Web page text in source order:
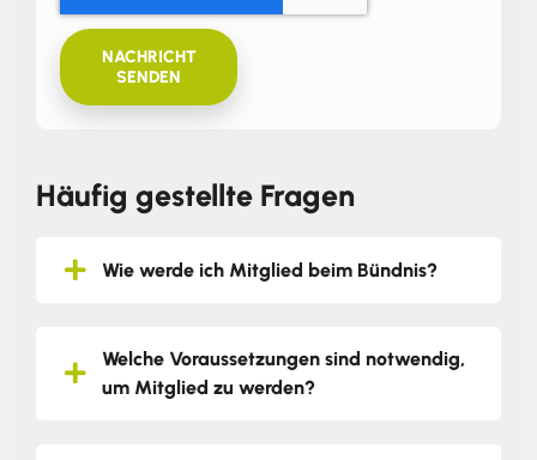
NACHRICHT
SENDEN
Häufig gestellte Fragen
Wie werde ich Mitglied beim Bündnis?
Welche Voraussetzungen sind notwendig,
um Mitglied zu werden?